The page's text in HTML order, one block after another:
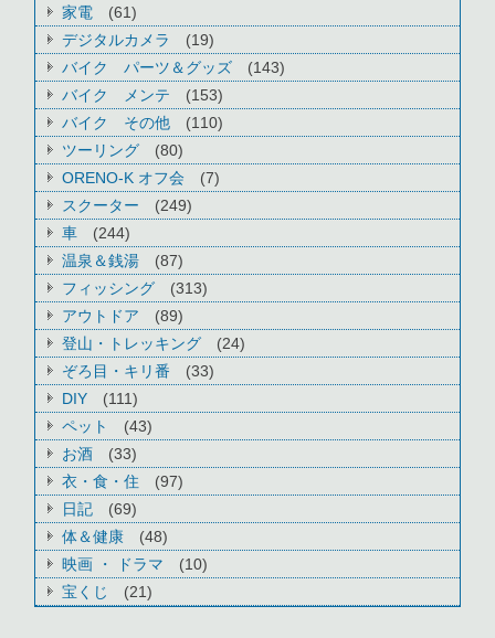
家電
(61)
デジタルカメラ
(19)
バイク パーツ＆グッズ
(143)
バイク メンテ
(153)
バイク その他
(110)
ツーリング
(80)
ORENO-K オフ会
(7)
スクーター
(249)
車
(244)
温泉＆銭湯
(87)
フィッシング
(313)
アウトドア
(89)
登山・トレッキング
(24)
ぞろ目・キリ番
(33)
DIY
(111)
ペット
(43)
お酒
(33)
衣・食・住
(97)
日記
(69)
体＆健康
(48)
映画 ・ ドラマ
(10)
宝くじ
(21)